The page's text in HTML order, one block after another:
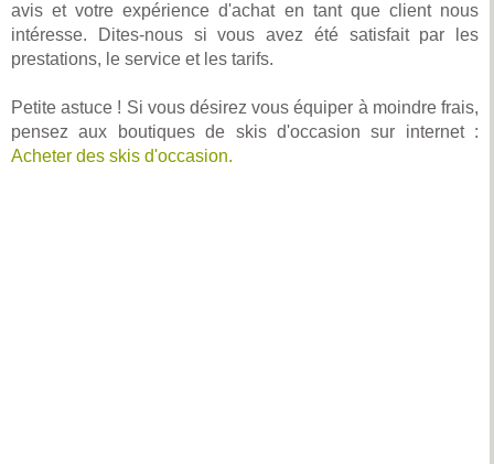
avis et votre expérience d'achat en tant que client nous
intéresse. Dites-nous si vous avez été satisfait par les
prestations, le service et les tarifs.
Petite astuce ! Si vous désirez vous équiper à moindre frais,
pensez aux boutiques de skis d'occasion sur internet :
Acheter des skis d'occasion.